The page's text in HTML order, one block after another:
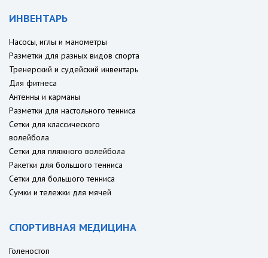
ИНВЕНТАРЬ
Насосы, иглы и манометры
Разметки для разных видов спорта
Тренерский и судейский инвентарь
Для фитнеса
Антенны и карманы
Разметки для настольного тенниса
Сетки для классического
волейбола
Сетки для пляжного волейбола
Ракетки для большого тенниса
Сетки для большого тенниса
Сумки и тележки для мячей
СПОРТИВНАЯ МЕДИЦИНА
Голеностоп